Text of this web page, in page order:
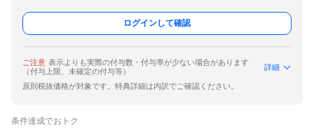
ログインして確認
ご注意 表示よりも実際の付与数・付与率が少ない場合があります
（付与上限、未確定の付与等）
詳細
原則税抜価格が対象です。特典詳細は内訳でご確認ください。
条件達成でおトク